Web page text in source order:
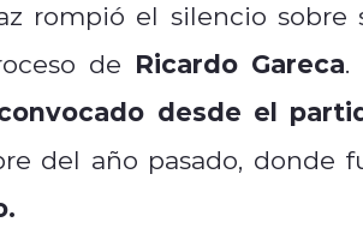
rompió el silencio sobre
de Ricardo Gareca.
desde el
del año pasado, donde